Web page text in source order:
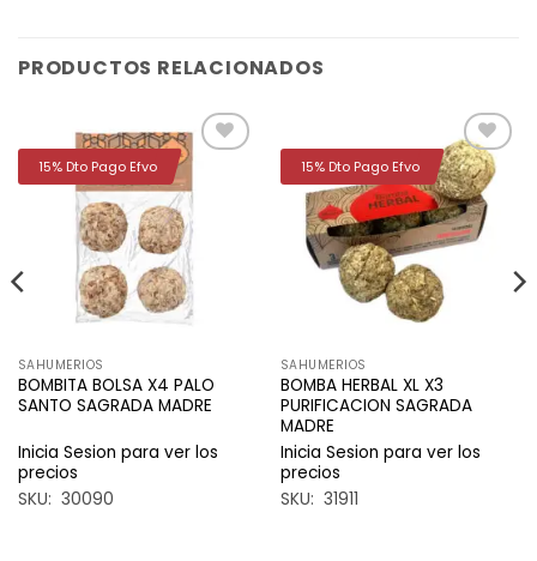
PRODUCTOS RELACIONADOS
SAHUMERIOS
BOMBITA BOLSA X4 PALO
SANTO SAGRADA MADRE
Inicia Sesion para ver los
precios
SKU: 30090
15% Dto Pago Efvo
Añadir
a la
lista de
deseos
SAHUMERIOS
BOMBA HERBAL XL X3
PURIFICACION SAGRADA
MADRE
Inicia Sesion para ver los
precios
SKU: 31911
15% Dto Pago Efvo